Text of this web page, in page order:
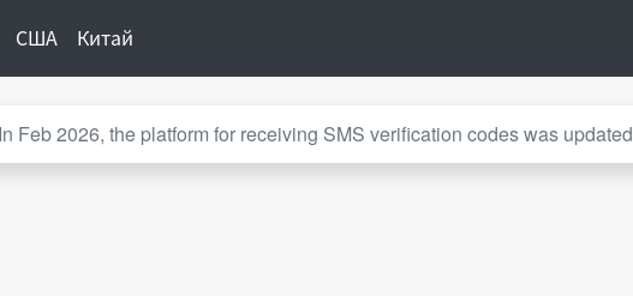
США Китай
In Feb 2026, the platform for receiving SMS verification codes was updated